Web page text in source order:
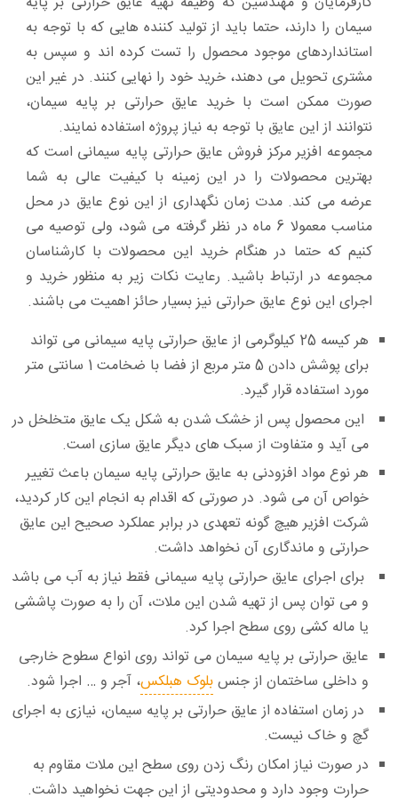
سیمان را دارند، حتما باید از تولید کننده هایی که با توجه به
استانداردهای موجود محصول را تست کرده اند و سپس به
مشتری تحویل می دهند، خرید خود را نهایی کنند. در غیر این
صورت ممکن است با خرید عایق حرارتی بر پایه سیمان،
نتوانند از این عایق با توجه به نیاز پروژه استفاده نمایند.
مجموعه افزیر مرکز فروش عایق حرارتی پایه سیمانی است که
بهترین محصولات را در این زمینه با کیفیت عالی به شما
عرضه می کند. مدت زمان نگهداری از این نوع عایق در محل
مناسب معمولا 6 ماه در نظر گرفته می شود، ولی توصیه می
کنیم که حتما در هنگام خرید این محصولات با کارشناسان
مجموعه در ارتباط باشید. رعایت نکات زیر به منظور خرید و
اجرای این نوع عایق حرارتی نیز بسیار حائز اهمیت می باشند.
هر کیسه 25 کیلوگرمی از عایق حرارتی پایه سیمانی می تواند
برای پوشش دادن 5 متر مربع از فضا با ضخامت 1 سانتی متر
مورد استفاده قرار گیرد.
این محصول پس از خشک شدن به شکل یک عایق متخلخل در
می آید و متفاوت از سبک های دیگر عایق سازی است.
هر نوع مواد افزودنی به عایق حرارتی پایه سیمان باعث تغییر
خواص آن می شود. در صورتی که اقدام به انجام این کار کردید،
شرکت افزیر هیچ گونه تعهدی در برابر عملکرد صحیح این عایق
حرارتی و ماندگاری آن نخواهد داشت.
برای اجرای عایق حرارتی پایه سیمانی فقط نیاز به آب می باشد
و می توان پس از تهیه شدن این ملات، آن را به صورت پاششی
یا ماله کشی روی سطح اجرا کرد.
عایق حرارتی بر پایه سیمان می تواند روی انواع سطوح خارجی
و داخلی ساختمان از جنسبلوک هبلکس، آجر و … اجرا شود.
در زمان استفاده از عایق حرارتی بر پایه سیمان، نیازی به اجرای
گچ و خاک نیست.
در صورت نیاز امکان رنگ زدن روی سطح این ملات مقاوم به
حرارت وجود دارد و محدودیتی از این جهت نخواهید داشت.